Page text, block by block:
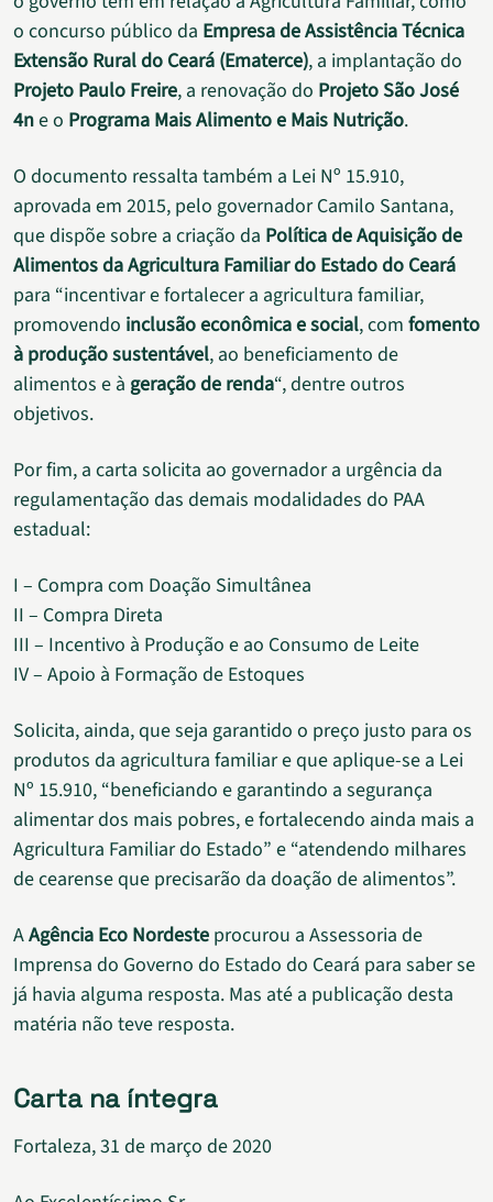
o concurso público da Empresa de Assistência Técnica
Extensão Rural do Ceará (Ematerce), a implantação do
Projeto Paulo Freire, a renovação do Projeto São José
4ne o Programa Mais Alimento e Mais Nutrição.
O documento ressalta também a Lei Nº 15.910,
aprovada em 2015, pelo governador Camilo Santana,
que dispõe sobre a criação da Política de Aquisição de
Alimentos da Agricultura Familiar do Estado do Ceará
para “incentivar e fortalecer a agricultura familiar,
promovendo inclusão econômica e social, com fomento
à produção sustentável, ao beneficiamento de
alimentos e à geração de renda“, dentre outros
objetivos.
Por fim, a carta solicita ao governador a urgência da
regulamentação das demais modalidades do PAA
estadual:
I – Compra com Doação Simultânea
II – Compra Direta
III – Incentivo à Produção e ao Consumo de Leite
IV – Apoio à Formação de Estoques
Solicita, ainda, que seja garantido o preço justo para os
produtos da agricultura familiar e que aplique-se a Lei
Nº 15.910, “beneficiando e garantindo a segurança
alimentar dos mais pobres, e fortalecendo ainda mais a
Agricultura Familiar do Estado” e “atendendo milhares
de cearense que precisarão da doação de alimentos”.
AAgência Eco Nordeste procurou a Assessoria de
Imprensa do Governo do Estado do Ceará para saber se
já havia alguma resposta. Mas até a publicação desta
matéria não teve resposta.
Carta na íntegra
Fortaleza, 31 de março de 2020